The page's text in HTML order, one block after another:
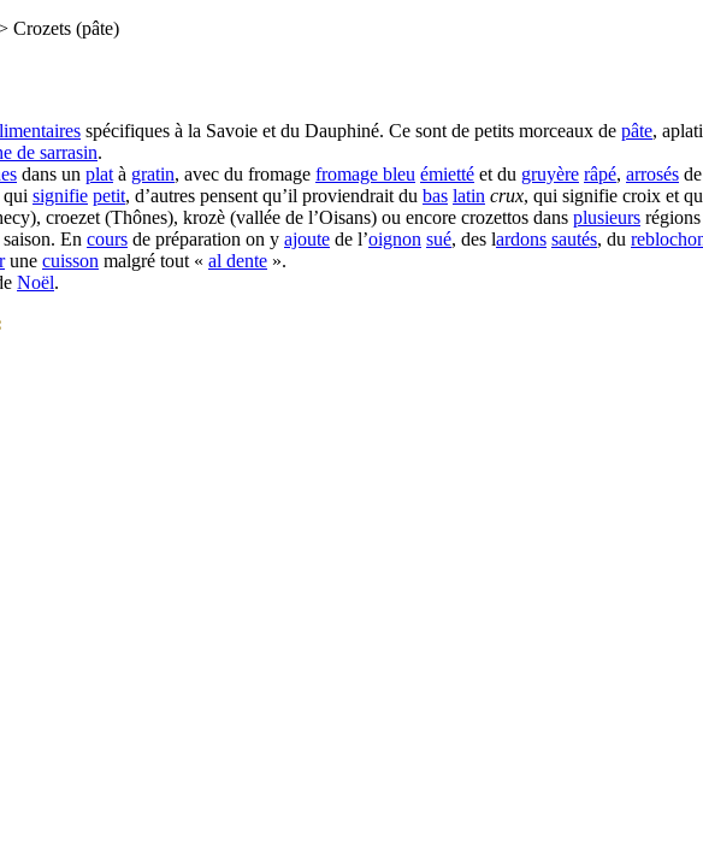
Crozets (pâte)
spécifiques à la Savoie et du Dauphiné. Ce sont de petits morceaux de pâte,
de sarrasin.
dans un plat à gratin, avec du fromage fromage bleu émietté et du gruyère râpé, arrosés de
qui signifie petit, d’autres pensent qu’il proviendrait du bas latin crux, qui signifie croix et
croezet (Thônes), krozè (vallée de l’Oisans) ou encore crozettos dans plusieurs
saison. En cours de préparation on y ajoute de l’oignon sué, des lardons sautés, du
une cuisson malgré tout « al dente ».
Noël.